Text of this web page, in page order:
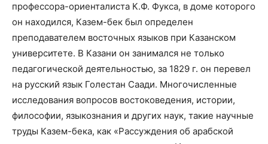
профессора-ориенталиста К.Ф. Фукса, в доме которого
он находился, Казем-бек был определен
преподавателем восточных языков при Казанском
университете. В Казани он занимался не только
педагогической деятельностью, за 1829 г. он перевел
на русский язык Голестан Саади. Многочисленные
исследования вопросов востоковедения, истории,
философии, языкознания и других наук, такие научные
труды Казем-бека, как «Рассуждения об арабской